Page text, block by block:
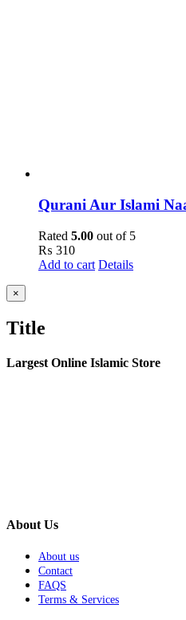
Qurani Aur Islami
Rated 5.00 out of 5
₨ 310
Add to cart Details
Close
product
view
×
Title
Largest Online Islamic Store
About Us
About us
Contact
FAQS
Terms & Services